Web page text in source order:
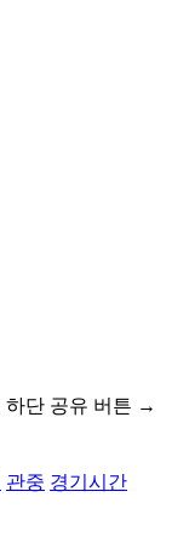
하단 공유 버튼 →
관중 경기시간